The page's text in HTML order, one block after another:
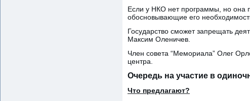
Если у НКО нет программы, но она
обосновывающие его
Государство сможет запрещать
Максим Оленичев.
Член совета “Мемориала” Олег
центра.
Очередь на участие в
Что предлагают?